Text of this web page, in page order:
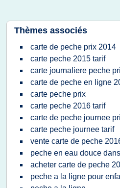
Thèmes associés
carte de peche prix 2014
carte peche 2015 tarif
carte journaliere peche
carte de peche en ligne
carte peche prix
carte peche 2016 tarif
carte de peche journee
carte peche journee tarif
vente carte de peche
peche en eau douce
acheter carte de peche
peche a la ligne pour